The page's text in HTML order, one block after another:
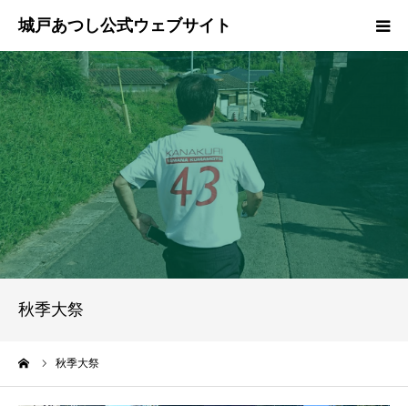
秋季大祭
秋季大祭
ホーム
ご挨拶
プロフィール
政策
ブログ